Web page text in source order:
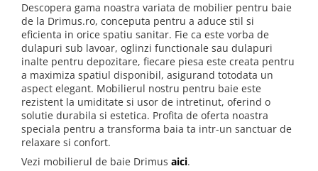
Descopera gama noastra variata de mobilier pentru baie
de la Drimus.ro, conceputa pentru a aduce stil si
eficienta in orice spatiu sanitar. Fie ca este vorba de
dulapuri sub lavoar, oglinzi functionale sau dulapuri
inalte pentru depozitare, fiecare piesa este creata pentru
a maximiza spatiul disponibil, asigurand totodata un
aspect elegant. Mobilierul nostru pentru baie este
rezistent la umiditate si usor de intretinut, oferind o
solutie durabila si estetica. Profita de oferta noastra
speciala pentru a transforma baia ta intr-un sanctuar de
relaxare si confort.
Vezi mobilierul de baie Drimus aici.